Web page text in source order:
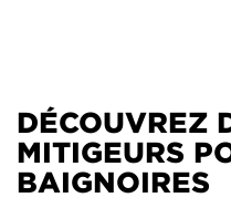
DÉCOUVREZ
MITIGEURS
BAIGNOIRES